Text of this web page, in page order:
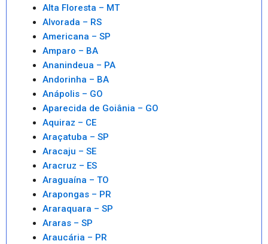
Alta Floresta – MT
Alvorada – RS
Americana – SP
Amparo – BA
Ananindeua – PA
Andorinha – BA
Anápolis – GO
Aparecida de Goiânia – GO
Aquiraz – CE
Araçatuba – SP
Aracaju – SE
Aracruz – ES
Araguaína – TO
Arapongas – PR
Araraquara – SP
Araras – SP
Araucária – PR